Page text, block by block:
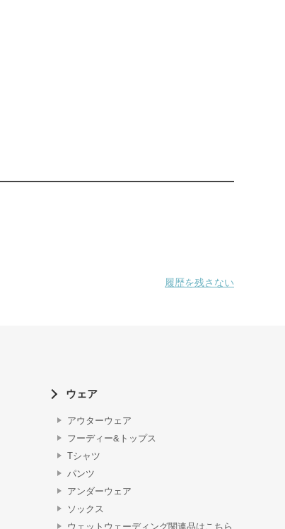
履歴を残さない
ウェア
アウターウェア
フーディー&トップス
Tシャツ
パンツ
アンダーウェア
ソックス
ウェットウェーディング関連品はこちら